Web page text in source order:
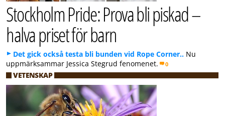
Stockholm Pride: Prova bli piskad –
halva priset för barn
Det gick också testa bli bunden vid Rope Corner.. Nu
uppmärksammar Jessica Stegrud fenomenet.
0
VETENSKAP